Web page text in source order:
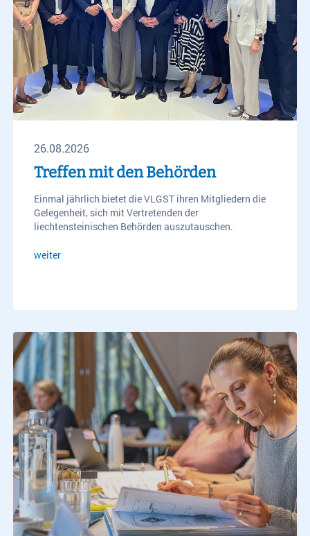
26.08.2026
Treffen mit den Behörden
Einmal jährlich bietet die VLGST ihren Mitgliedern die
Gelegenheit, sich mit Vertretenden der
liechtensteinischen Behörden auszutauschen.
weiter